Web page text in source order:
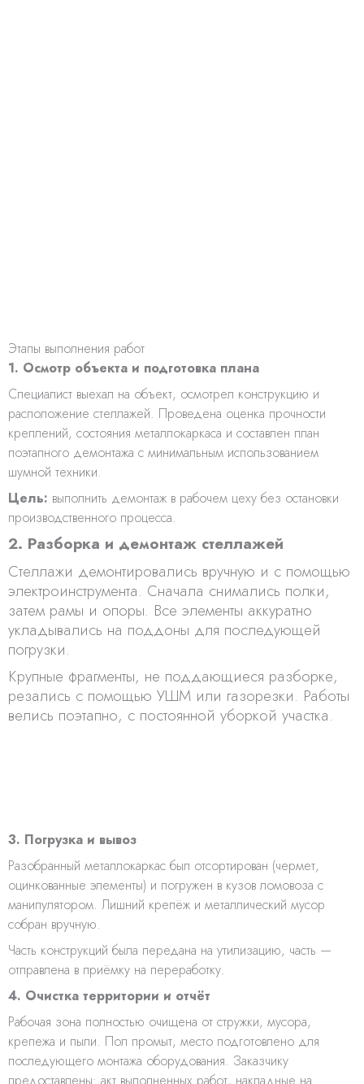
Этапы выполнения работ
1. Осмотр объекта и подготовка плана
Специалист выехал на объект, осмотрел конструкцию и
расположение стеллажей. Проведена оценка прочности
креплений, состояния металлокаркаса и составлен план
поэтапного демонтажа с минимальным использованием
шумной техники.
Цель: выполнить демонтаж в рабочем цеху без остановки
производственного процесса.
2. Разборка и демонтаж стеллажей
Стеллажи демонтировались вручную и с помощью
электроинструмента. Сначала снимались полки,
затем рамы и опоры. Все элементы аккуратно
укладывались на поддоны для последующей
погрузки.
Крупные фрагменты, не поддающиеся разборке,
резались с помощью УШМ или газорезки. Работы
велись поэтапно, с постоянной уборкой участка.
3. Погрузка и вывоз
Разобранный металлокаркас был отсортирован (чермет,
оцинкованные элементы) и погружен в кузов ломовоза с
манипулятором. Лишний крепёж и металлический мусор
собран вручную.
Часть конструкций была передана на утилизацию, часть —
отправлена в приёмку на переработку.
4. Очистка территории и отчёт
Рабочая зона полностью очищена от стружки, мусора,
крепежа и пыли. Пол промыт, место подготовлено для
последующего монтажа оборудования. Заказчику